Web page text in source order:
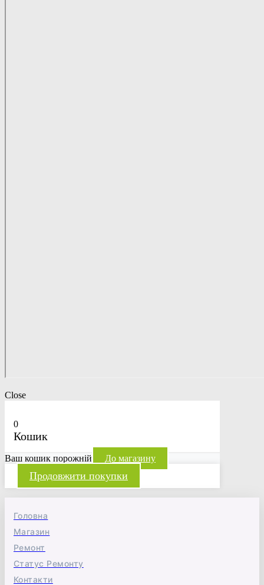
Close
0
Кошик
Ваш кошик порожній До магазину
Продовжити покупки
Головна
Магазин
Ремонт
Статус Ремонту
Контакти